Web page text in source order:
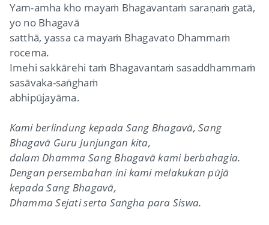
Yam-amha kho mayaṁ Bhagavantaṁ saraṇaṁ gatā,
yo no Bhagavā
satthā, yassa ca mayaṁ Bhagavato Dhammaṁ
rocema.
Imehi sakkārehi taṁ Bhagavantaṁ sasaddhammaṁ
sasāvaka-saṅghaṁ
abhipūjayāma.
Kami berlindung kepada Sang Bhagavā, Sang
Bhagavā Guru Junjungan kita,
dalam Dhamma Sang Bhagavā kami berbahagia.
Dengan persembahan ini kami melakukan pūjā
kepada Sang Bhagavā,
Dhamma Sejati serta Saṅgha para Siswa.